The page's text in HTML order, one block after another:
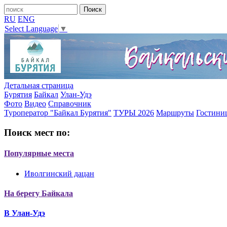
RU ENG
Select Language ▼
Детальная страница
Бурятия Байкал Улан-Удэ
Фото Видео Справочник
Туроператор "Байкал Бурятия" ТУРЫ 2026 Маршруты
Поиск мест по:
Популярные места
Иволгинский дацан
На берегу Байкала
В Улан-Удэ